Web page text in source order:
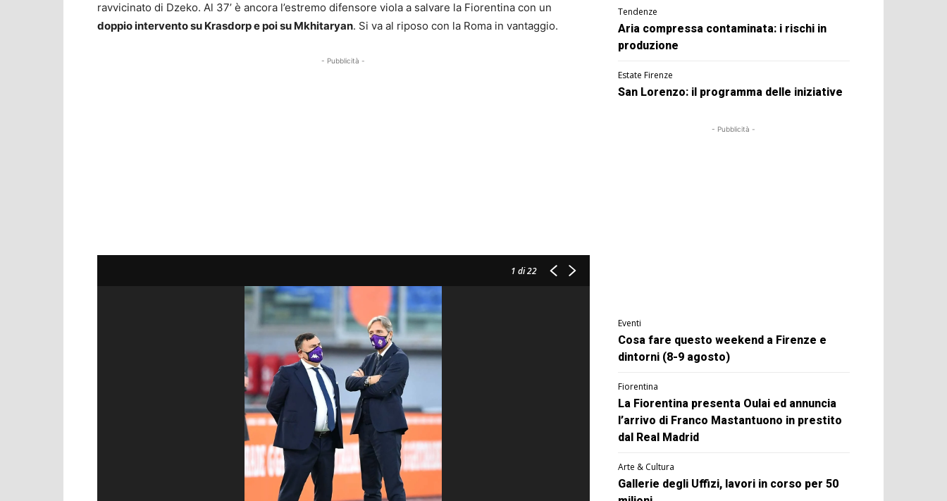
ravvicinato di Dzeko. Al 37’ è ancora l’estremo difensore viola a salvare la Fiorentina con un
doppio intervento su Krasdorp e poi su Mkhitaryan. Si va al riposo con la Roma in vantaggio.
- Pubblicità -
1 di 22
Tendenze
Aria compressa contaminata: i rischi in
produzione
Estate Firenze
San Lorenzo: il programma delle iniziative
- Pubblicità -
Eventi
Cosa fare questo weekend a Firenze e
dintorni (8-9 agosto)
Fiorentina
La Fiorentina presenta Oulai ed annuncia
l’arrivo di Franco Mastantuono in prestito
dal Real Madrid
Arte & Cultura
Gallerie degli Uffizi, lavori in corso per 50